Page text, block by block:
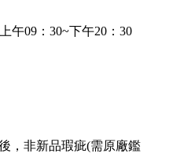
午09：30~下午20：30
，非新品瑕疵(需原廠鑑